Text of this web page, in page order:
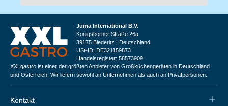
Juma International B.V.
Königsborner Straße 26a
39175 Biederitz | Deutschland
USt-ID: DE321159873
Handelsregister: 58573909
XXLgastro ist einer der größten Anbieter von Großküchengeräten in Deutschland
und Österreich. Wir liefern sowohl an Unternehmen als auch an Privatpersonen.
Kontakt